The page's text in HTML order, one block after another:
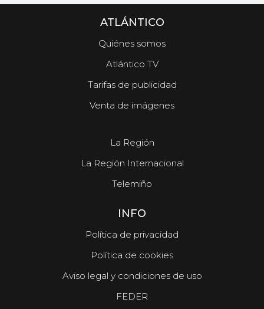
ATLÁNTICO
Quiénes somos
Atlántico TV
Tarifas de publicidad
Venta de imágenes
La Región
La Región Internacional
Telemiño
INFO
Política de privacidad
Política de cookies
Aviso legal y condiciones de uso
FEDER